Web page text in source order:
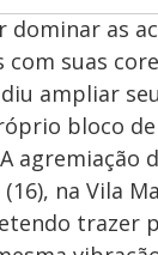
dominar as
com suas
ampliar
bloco
agremiação
na Vila
trazer